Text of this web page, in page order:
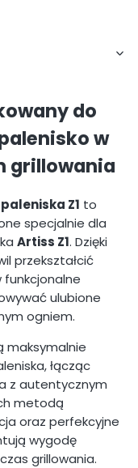
do
w
grillowania
Z1 to
specjalnie dla
Artiss Z1. Dzięki
przekształcić
ulubione
ogniem.
maksymalnie
łącząc
z autentycznym
metodą
oraz perfekcyjne
wygodę
grillowania.